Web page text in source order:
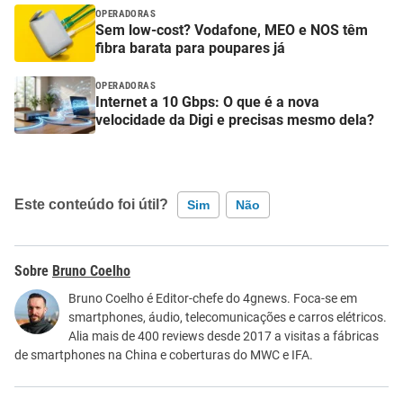
OPERADORAS
Sem low-cost? Vodafone, MEO e NOS têm
fibra barata para poupares já
OPERADORAS
Internet a 10 Gbps: O que é a nova
velocidade da Digi e precisas mesmo dela?
Este conteúdo foi útil? Sim Não
Este conteúdo não tem a informação que procuro
Outro
Bruno Coelho
Bruno Coelho é Editor-chefe do 4gnews. Foca-se em
smartphones, áudio, telecomunicações e carros elétricos.
Alia mais de 400 reviews desde 2017 a visitas a fábricas
de smartphones na China e coberturas do MWC e IFA.